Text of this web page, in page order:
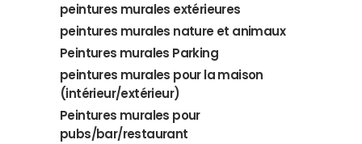
peintures murales extérieures
peintures murales nature et animaux
Peintures murales Parking
peintures murales pour la maison
(intérieur/extérieur)
Peintures murales pour
pubs/bar/restaurant